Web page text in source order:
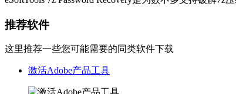
推荐软件
这里推荐一些您可能需要的同类软件下载
激活Adobe产品工具